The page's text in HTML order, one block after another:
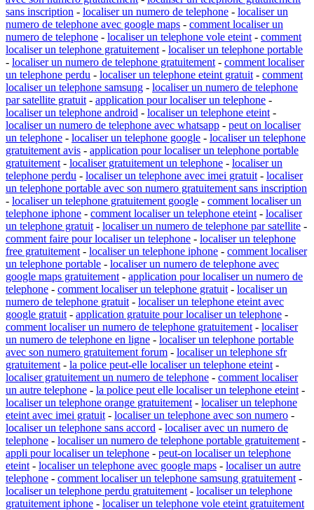
sans inscription - localiser un numero de telephone - localiser un
numero de telephone avec google maps - comment localiser un
numero de telephone - localiser un telephone vole eteint - comment
localiser un telephone gratuitement - localiser un telephone portable
- localiser un numero de telephone gratuitement - comment localiser
un telephone perdu - localiser un telephone eteint gratuit - comment
localiser un telephone samsung - localiser un numero de telephone
par satellite gratuit - application pour localiser un telephone -
localiser un telephone android - localiser un telephone eteint -
localiser un numero de telephone avec whatsapp - peut on localiser
un telephone - localiser un telephone google - localiser un telephone
gratuitement avis - application pour localiser un telephone portable
gratuitement - localiser gratuitement un telephone - localiser un
telephone perdu - localiser un telephone avec imei gratuit - localiser
un telephone portable avec son numero gratuitement sans inscription
- localiser un telephone gratuitement google - comment localiser un
telephone iphone - comment localiser un telephone eteint - localiser
un telephone gratuit - localiser un numero de telephone par satellite -
comment faire pour localiser un telephone - localiser un telephone
free gratuitement - localiser un telephone iphone - comment localiser
un telephone portable - localiser un numero de telephone avec
google maps gratuitement - application pour localiser un numero de
telephone - comment localiser un telephone gratuit - localiser un
numero de telephone gratuit - localiser un telephone eteint avec
google gratuit - application gratuite pour localiser un telephone -
comment localiser un numero de telephone gratuitement - localiser
un numero de telephone en ligne - localiser un telephone portable
avec son numero gratuitement forum - localiser un telephone sfr
gratuitement - la police peut-elle localiser un telephone eteint -
localiser gratuitement un numero de telephone - comment localiser
un autre telephone - la police peut elle localiser un telephone eteint -
localiser un telephone orange gratuitement - localiser un telephone
eteint avec imei gratuit - localiser un telephone avec son numero -
localiser un telephone sans accord - localiser avec un numero de
telephone - localiser un numero de telephone portable gratuitement -
appli pour localiser un telephone - peut-on localiser un telephone
eteint - localiser un telephone avec google maps - localiser un autre
telephone - comment localiser un telephone samsung gratuitement -
localiser un telephone perdu gratuitement - localiser un telephone
gratuitement iphone - localiser un telephone vole eteint gratuitement